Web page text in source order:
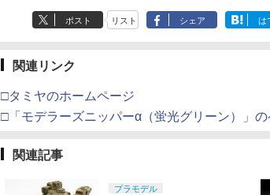
ポスト リスト シェア は
関連リンク
□タミヤのホームページ
□「モデラーズニッパーα（蛍光グリーン）」の
関連記事
プラモデル